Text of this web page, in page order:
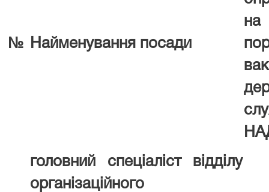
№ Найменування посади
на
головний спеціаліст відділу
організаційного